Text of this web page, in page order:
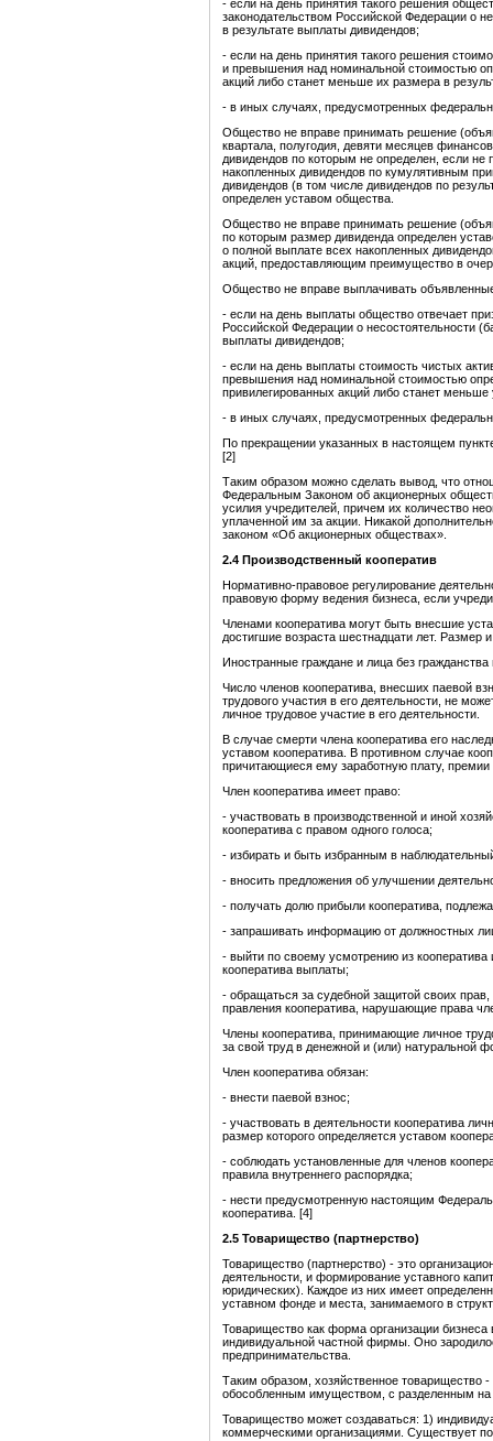
- если на день принятия такого решения
законодательством Российской Федерации о
в результате выплаты дивидендов;
- если на день принятия такого решения
и превышения над номинальной стоимостью
акций либо станет меньше их размера в
- в иных случаях, предусмотренных
Общество не вправе принимать решение
квартала, полугодия, девяти месяцев
дивидендов по которым не определен, если
накопленных дивидендов по кумулятивным
дивидендов (в том числе дивидендов по
определен уставом общества.
Общество не вправе принимать решение
по которым размер дивиденда определен
о полной выплате всех накопленных
акций, предоставляющим преимущество в
Общество не вправе выплачивать
- если на день выплаты общество отвечает
Российской Федерации о несостоятельности
выплаты дивидендов;
- если на день выплаты стоимость чистых
превышения над номинальной стоимостью
привилегированных акций либо станет
- в иных случаях, предусмотренных
По прекращении указанных в настоящем
[2]
Таким образом можно сделать вывод, что
Федеральным Законом об акционерных
усилия учредителей, причем их количество
уплаченной им за акции. Никакой
законом «Об акционерных обществах».
2.4 Производственный кооператив
Нормативно-правовое регулирование
правовую форму ведения бизнеса, если
Членами кооператива могут быть внесшие
достигшие возраста шестнадцати лет. Размер
Иностранные граждане и лица без
Число членов кооператива, внесших паевой
трудового участия в его деятельности, не
личное трудовое участие в его деятельности.
В случае смерти члена кооператива его
уставом кооператива. В противном случае
причитающиеся ему заработную плату, премии
Член кооператива имеет право:
- участвовать в производственной и иной
кооператива с правом одного голоса;
- избирать и быть избранным в
- вносить предложения об улучшении
- получать долю прибыли кооператива,
- запрашивать информацию от должностных
- выйти по своему усмотрению из
кооператива выплаты;
- обращаться за судебной защитой своих
правления кооператива, нарушающие права
Члены кооператива, принимающие личное
за свой труд в денежной и (или) натуральной
Член кооператива обязан:
- внести паевой взнос;
- участвовать в деятельности кооператива
размер которого определяется уставом
- соблюдать установленные для членов
правила внутреннего распорядка;
- нести предусмотренную настоящим
кооператива. [4]
2.5 Товарищество (партнерство)
Товарищество (партнерство) - это
деятельности, и формирование уставного
юридических). Каждое из них имеет
уставном фонде и места, занимаемого в
Товарищество как форма организации
индивидуальной частной фирмы. Оно
предпринимательства.
Таким образом, хозяйственное товарищество
обособленным имуществом, с разделенным
Товарищество может создаваться: 1)
коммерческими организациями. Существует